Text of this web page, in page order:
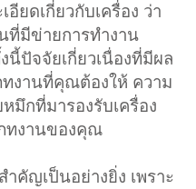
อียดเกี่ยวกับเครื่อง ว่า
ที่มีข่ายการทำงาน
ปัจจัยเกี่ยวเนื่องที่มีผล
ทงานที่คุณต้องให้ ความ
มึกที่มารองรับเครื่อง
ทงานของคุณ
คัญเป็นอย่างยิ่ง เพราะ